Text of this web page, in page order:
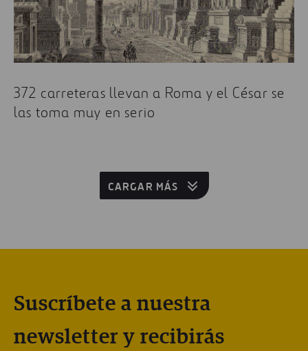
372 carreteras llevan a Roma y el César se
las toma muy en serio
CARGAR MÁS
Suscríbete a nuestra
newsletter y recibirás